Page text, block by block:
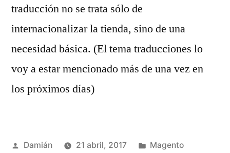
traducción no se trata sólo de
internacionalizar la tienda, sino de una
necesidad básica. (El tema traducciones lo
voy a estar mencionado más de una vez en
los próximos días)
Publicado
Damián 21 abril, 2017
Publicado
Magento